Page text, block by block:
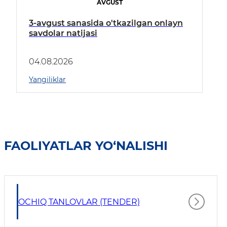
AVGUST
3-avgust sanasida o'tkazilgan onlayn
savdolar natijasi
04.08.2026
Yangiliklar
FAOLIYATLAR YO‘NALISHI
OCHIQ TANLOVLAR (TENDER)